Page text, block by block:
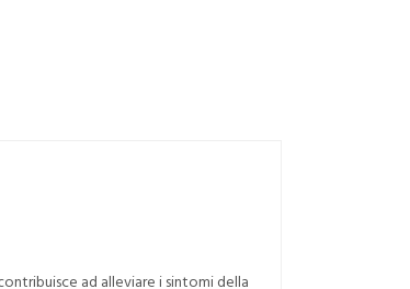
ad alleviare i sintomi della